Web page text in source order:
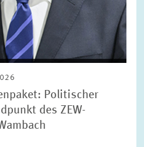
Politischer
des ZEW-